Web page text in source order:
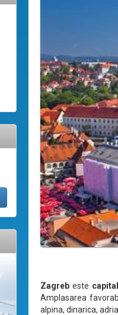
Zagreb este
Amplasarea
alpina, dinarica,